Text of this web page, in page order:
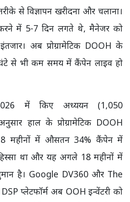
से विज्ञापन खरीदना और चलाना।
में 5-7 दिन लगते थे, मैनेजर को
अब प्रोग्रामेटिक DOOH के
से भी कम समय में कैंपेन लाइव हो
में किए अध्ययन (1,050
हाल के प्रोग्रामेटिक DOOH
महीनों में औसतन 34% कैंपेन में
हिस्सा था और यह अगले 18 महीनों में
है। Google DV360 और The
प्लेटफॉर्म अब OOH इन्वेंटरी को